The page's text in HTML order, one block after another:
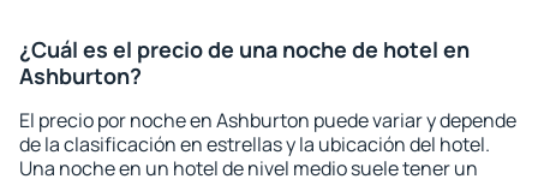
¿Cuál es el precio de una noche de hotel en
Ashburton?
El precio por noche en Ashburton puede variar y depende
de la clasificación en estrellas y la ubicación del hotel.
Una noche en un hotel de nivel medio suele tener un